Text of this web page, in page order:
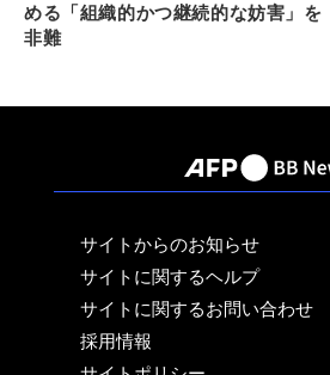
める「組織的かつ継続的な妨害」を
非難
サイトからのお知らせ
サイトに関するヘルプ
サイトに関するお問い合わせ
採用情報